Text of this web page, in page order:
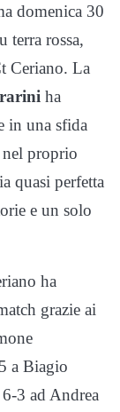
domenica 30
terra rossa,
Ceriano. La
ha
in una sfida
proprio
quasi perfetta
e un solo
ha
grazie ai
a Biagio
3 ad Andrea